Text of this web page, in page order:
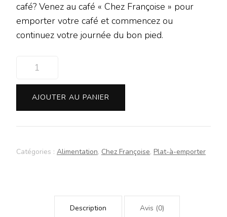
café? Venez au café « Chez Françoise » pour
emporter votre café et commencez ou
continuez votre journée du bon pied.
quantité
Chez
AJOUTER AU PANIER
Catégories : Alimentation, Chez Françoise, Plat-à-emporter
Description Avis (0)